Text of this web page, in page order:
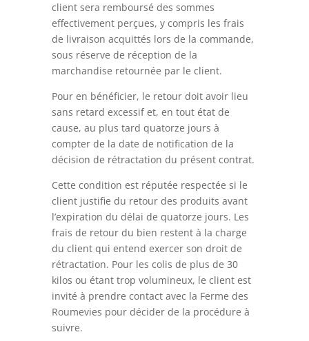
client sera remboursé des sommes
effectivement perçues, y compris les frais
de livraison acquittés lors de la commande,
sous réserve de réception de la
marchandise retournée par le client.
Pour en bénéficier, le retour doit avoir lieu
sans retard excessif et, en tout état de
cause, au plus tard quatorze jours à
compter de la date de notification de la
décision de rétractation du présent contrat.
Cette condition est réputée respectée si le
client justifie du retour des produits avant
l’expiration du délai de quatorze jours. Les
frais de retour du bien restent à la charge
du client qui entend exercer son droit de
rétractation. Pour les colis de plus de 30
kilos ou étant trop volumineux, le client est
invité à prendre contact avec la Ferme des
Roumevies pour décider de la procédure à
suivre.